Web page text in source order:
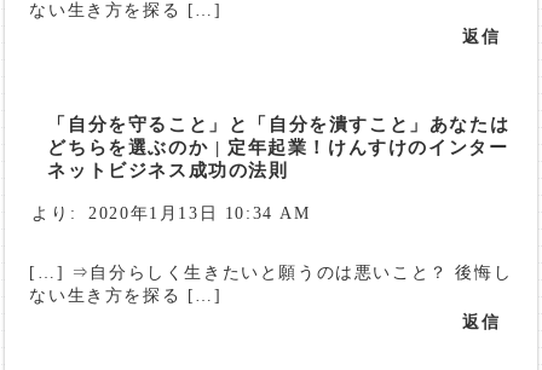
ない生き方を探る […]
返信
「自分を守ること」と「自分を潰すこと」あなたは
どちらを選ぶのか | 定年起業！けんすけのインター
ネットビジネス成功の法則
より: 2020年1月13日 10:34 AM
[…] ⇒自分らしく生きたいと願うのは悪いこと？ 後悔し
ない生き方を探る […]
返信